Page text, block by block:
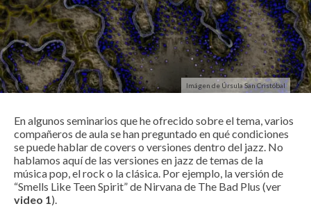
Imágen de Úrsula San Cristóbal
En algunos seminarios que he ofrecido sobre el tema, varios
compañeros de aula se han preguntado en qué condiciones
se puede hablar de covers o versiones dentro del jazz. No
hablamos aquí de las versiones en jazz de temas de la
música pop, el rock o la clásica. Por ejemplo, la versión de
“Smells Like Teen Spirit” de Nirvana de The Bad Plus (ver
video 1 ).